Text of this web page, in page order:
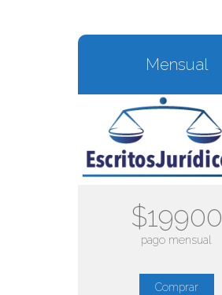
Mensual
$19900
pago mensual
Comprar